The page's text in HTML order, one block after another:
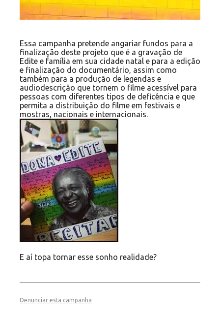
Essa campanha pretende angariar fundos para a
finalização deste projeto que é a gravação de
Edite e família em sua cidade natal e para a edição
e finalização do documentário, assim como
também para a produção de legendas e
audiodescrição que tornem o filme acessível para
pessoas com diferentes tipos de deficência e que
permita a distribuição do filme em festivais e
mostras, nacionais e internacionais.
E aí topa tornar esse sonho realidade?
Denunciar esta campanha